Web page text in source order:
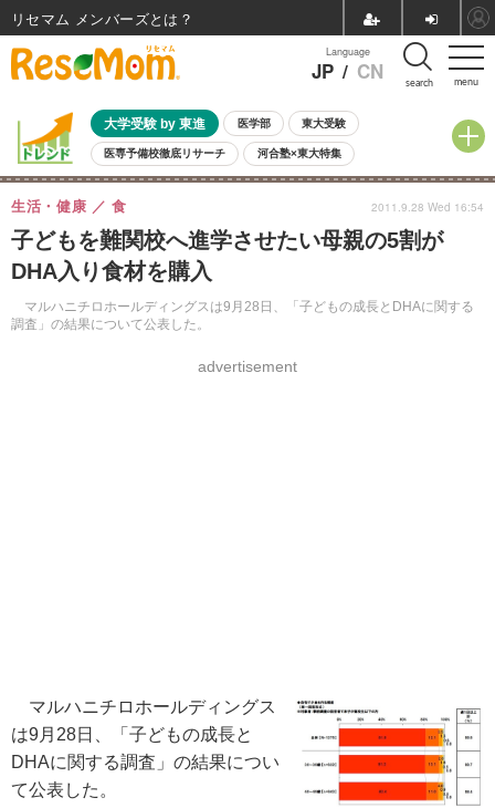
menu
Language
JP / CN search
大学受験 by 東進 医学部 東大受験
医専予備校徹底リサーチ 河合塾×東大特集
親子で考える大学選び 高校受験 中学受験 小学校受験
共通テスト 夏休み
8月開催イベント・WS 全国公立高校 過去問 人気記事
自由研究教材（小学生向け） 自由研究教材（中学生向け）
子どもを難関校へ進学させたい母親の5割が
DHA入り食材を購入
マルハニチロホールディングスは9月28日、「子どもの成長とDHAに関する
調査」の結果について公表した。
生活・健康 食
advertisement
2011.9.28 Wed 16:54
マルハニチロホールディングス
は9月28日、「子どもの成長と
DHAに関する調査」の結果につい
て公表した。
リセマム メンバーズ